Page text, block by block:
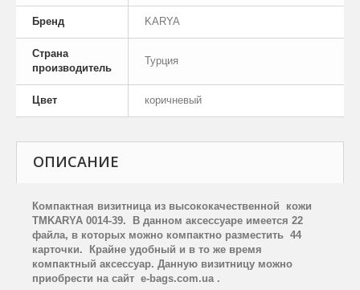
Бренд KARYA
Страна
производитель
Турция
Цвет коричневый
ОПИСАНИЕ
Компактная визитница из высококачественной
кожи
TM KARYA 0014-39.
В данном аксессуаре имеется 22
файла, в которых можно компактно разместить 44
карточки.
Крайне удобный и в то же время
компактный аксессуар. Данную визитницу можно
приобрести на сайт e-bags.com.ua.